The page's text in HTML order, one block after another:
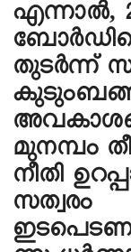
എന്നാൽ,
തുടർന്ന്
മുനമ്പം
നീതി
സത്വരം